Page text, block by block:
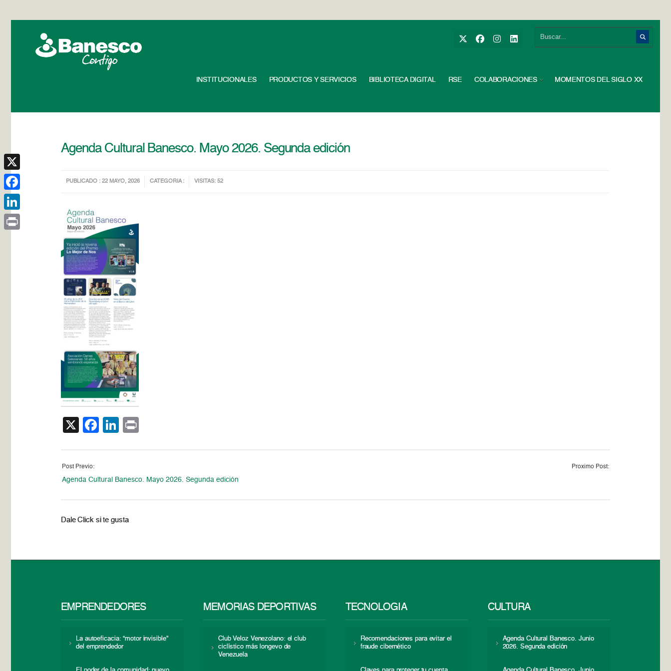
INSTITUCIONALES PRODUCTOS Y SERVICIOS BIBLIOTECA DIGITAL RSE COLABORACIONES MOMENTOS DEL SIGLO XX
Agenda Cultural Banesco. Mayo 2026. Segunda edición
PUBLICADO : 22 MAYO, 2026 CATEGORIA : VISITAS: 52
X Facebook
LinkedIn
Post Previo:
Agenda Cultural Banesco. Mayo 2026. Segunda edición
Proximo Post:
Dale Click si te gusta
EMPRENDEDORES
La autoeficacia: “motor invisible”
del emprendedor
MEMORIAS DEPORTIVAS
Club Veloz Venezolano: el club
ciclístico más longevo de
Venezuela
TECNOLOGÍA
Recomendaciones para evitar el
fraude cibernético
CULTURA
Agenda Cultural Banesco. Junio
2026. Segunda edición
X
Facebook
LinkedIn